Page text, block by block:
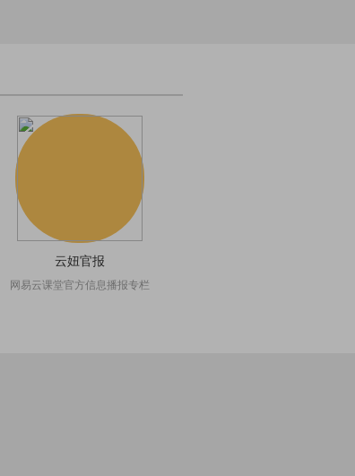
云妞官报
网易云课堂官方信息播报专栏